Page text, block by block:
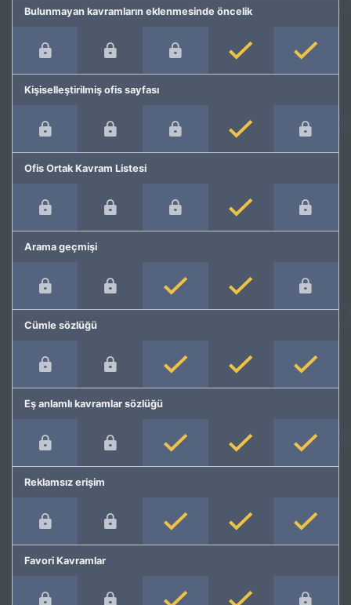
Bulunmayan kavramların eklenmesinde öncelik
Kişiselleştirilmiş ofis sayfası
Ofis Ortak Kavram Listesi
Arama geçmişi
Cümle sözlüğü
Eş anlamlı kavramlar sözlüğü
Reklamsız erişim
Favori Kavramlar